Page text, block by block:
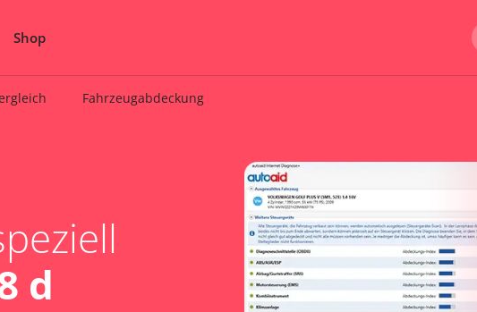
Shop
Fahrzeugabdeckung
d